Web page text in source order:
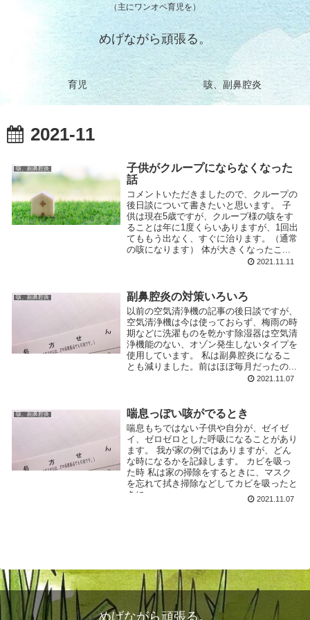
（主にワンオペ育児を）
めげながら頑張る。
育児 咳、副鼻腔炎
2021-11
咳、副鼻腔炎
子供がクループにならなくなった
話
コメントいただきましたので、クループの
後日談について書きたいと思います。 子
供は現在5歳ですが、クループ様の咳をす
ることは年に1度くらいありますが、1回出
てももう出なく、すぐに治ります。（通常
の咳になります） 体が大きくなったこ...
2021.11.11
咳、副鼻腔炎 副鼻腔炎の対策いろいろ
以前の空気清浄機の記事の後日談ですが、
空気清浄機は今は使っておらず、梅雨の時
期などに洗濯ものを乾かす除湿器は空気清
浄機能のない、オゾン発生しないタイプを
使用しています。 私は副鼻腔炎になるこ
とも減りました。前はほぼ毎月だったの...
2021.11.07
咳、副鼻腔炎 喘息っぽい咳がでるとき
喘息もちではない子供や自分が、ゼイゼ
イ、ゼロゼロとした呼吸になることがあり
ます。 我が家の例ではありますが、どん
な時になるかを記録します。 カビを吸っ
た時 私は家の掃除をするときに、マスク
を忘れて拭き掃除などしてカビを吸ったと
きに...
2021.11.07
めげながら頑張る。